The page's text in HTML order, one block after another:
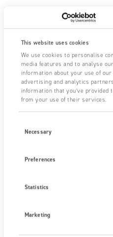
This website uses cookies
We use cookies to personalise
media features and to analyse
information about your use of
advertising and analytics
information that you’ve provided
from your use of their services.
Selection
Necessary
Preferences
Statistics
Marketing
Dernière mise à jour: 17 avril, 2026
Lancement produit : Fraser
Next post
Produits certifiés
CATÉGORIES
Uncategorized